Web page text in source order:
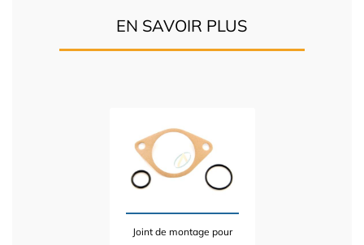
EN SAVOIR PLUS
Joint de montage pour